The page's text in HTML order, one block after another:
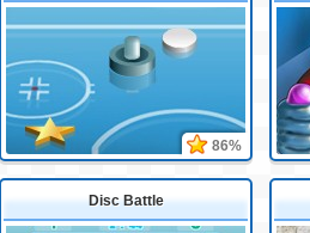
86%
Disc Battle